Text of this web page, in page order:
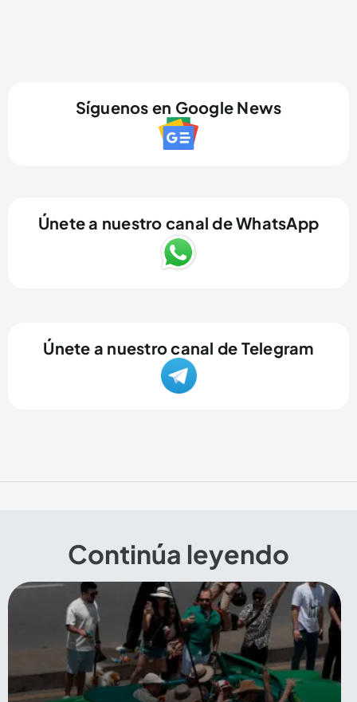
Síguenos en Google News
Únete a nuestro canal de WhatsApp
Únete a nuestro canal de Telegram
Continúa leyendo